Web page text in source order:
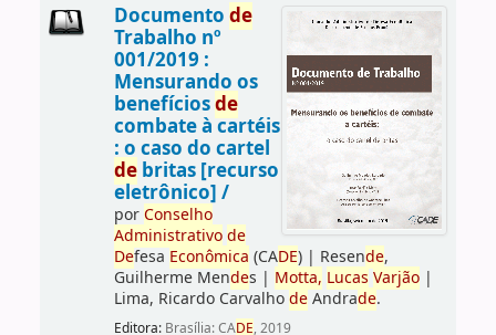
Documento de
Trabalho nº
001/2019 :
Mensurando os
benefíciosde
combate à cartéis
: o caso do cartel
debritas [recurso
eletrônico] /
porConselho
Administrativo de
Defesa Econômica (CADE)| Resende,
Guilherme Mendes | Motta, Lucas Varjão|
Lima, Ricardo CarvalhodeAndrade.
Editora: Brasília: CADE, 2019